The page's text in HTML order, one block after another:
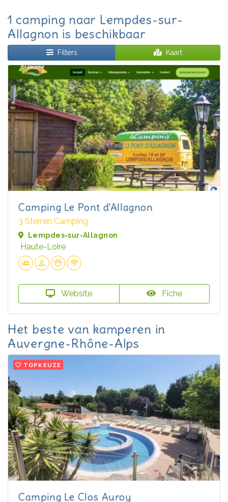
1 camping naar Lempdes-sur-
Allagnon is beschikbaar
Filters Kaart
Camping Le Pont d'Allagnon
3 Sterren Camping
Lempdes-sur-Allagnon
Haute-Loire
Website Fiche
Het beste van kamperen in
Auvergne-Rhône-Alps
TOPKEUZE
Camping Le Clos Auroy